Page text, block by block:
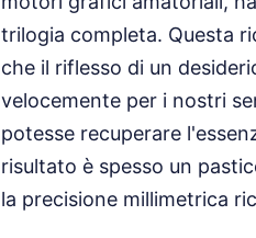
trilogia completa. Questa
che il riflesso di un
velocemente per i nostri
potesse recuperare
risultato è spesso un
la precisione millimetrica